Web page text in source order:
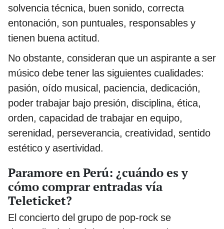
solvencia técnica, buen sonido, correcta
entonación, son puntuales, responsables y
tienen buena actitud.
No obstante, consideran que un aspirante a ser
músico debe tener las siguientes cualidades:
pasión, oído musical, paciencia, dedicación,
poder trabajar bajo presión, disciplina, ética,
orden, capacidad de trabajar en equipo,
serenidad, perseverancia, creatividad, sentido
estético y asertividad.
Paramore en Perú: ¿cuándo es y
cómo comprar entradas vía
Teleticket?
El concierto del grupo de pop-rock se